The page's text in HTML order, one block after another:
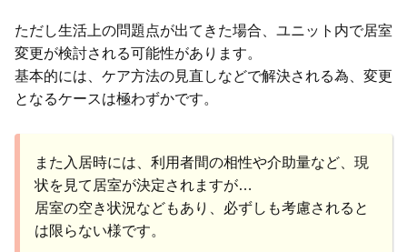
ただし生活上の問題点が出てきた場合、ユニット内で居室
変更が検討される可能性があります。
基本的には、ケア方法の見直しなどで解決される為、変更
となるケースは極わずかです。
また入居時には、利用者間の相性や介助量など、現
状を見て居室が決定されますが…
居室の空き状況などもあり、必ずしも考慮されると
は限らない様です。